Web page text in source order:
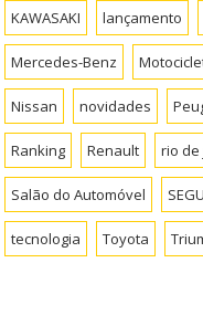
KAWASAKI lançamento
Mercedes-Benz
Nissan novidades
Ranking Renault rio
Salão do Automóvel
tecnologia Toyota